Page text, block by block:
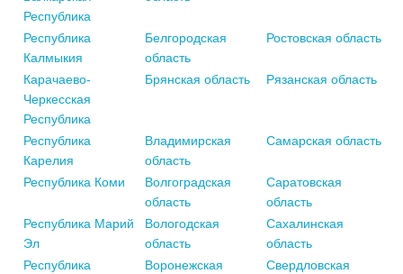
Республика
Республика
Калмыкия
Белгородская
область
Ростовская область
Карачаево-
Черкесская
Республика
Брянская область Рязанская область
Республика
Карелия
Владимирская
область
Самарская область
Республика Коми
Волгоградская
область
Саратовская
область
Республика Марий
Эл
Вологодская
область
Сахалинская
область
Республика
Воронежская
Свердловская